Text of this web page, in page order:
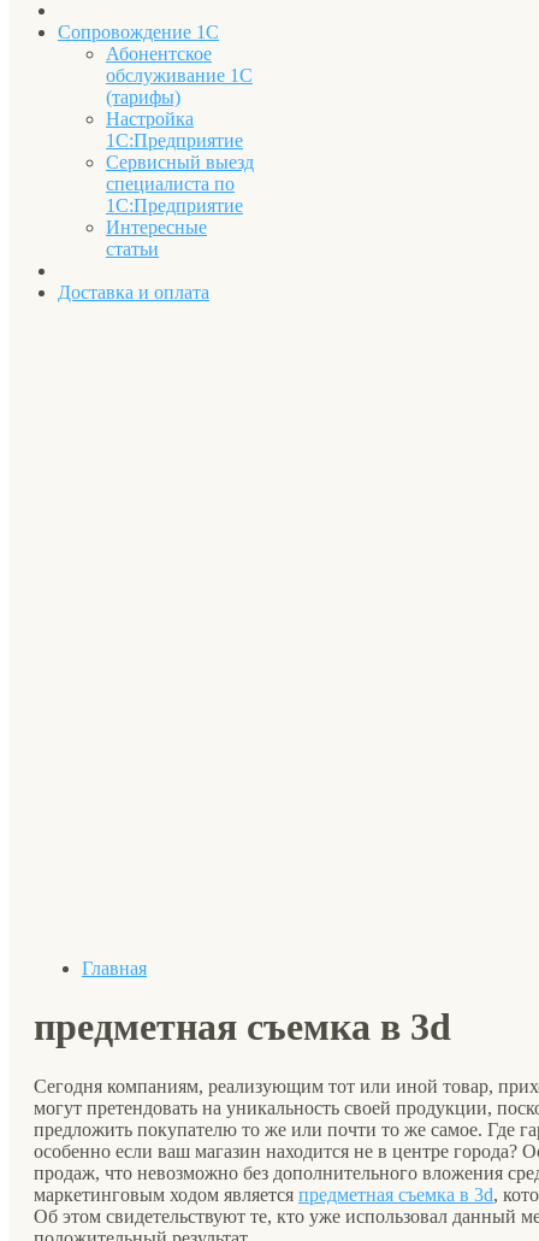
Сопровождение 1С
Абонентское
обслуживание 1С
(тарифы)
Настройка
1С:Предприятие
Сервисный выезд
специалиста по
1С:Предприятие
Интересные
статьи
Доставка и оплата
Главная
предметная съемка в 3d
Сегодня компаниям, реализующим тот или иной товар,
могут претендовать на уникальность своей продукции,
предложить покупателю то же или почти то же самое. Где
особенно если ваш магазин находится не в центре города?
продаж, что невозможно без дополнительного вложения
маркетинговым ходом является предметная съемка в 3d,
Об этом свидетельствуют те, кто уже использовал данный